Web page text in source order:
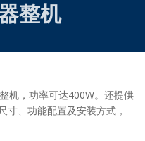
整机
机，功率可达400W。还提供
寸、功能配置及安装方式，